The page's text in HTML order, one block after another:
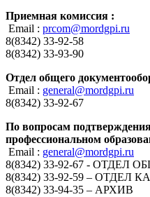
Приемная комиссия :
Email : prcom@mordgpi.ru
8(8342) 33-92-58
8(8342) 33-93-90
Отдел общего
Email : general@mordgpi.ru
8(8342) 33-92-67
По вопросам
профессиональном
Email : general@mordgpi.ru
8(8342) 33-92-67 -
8(8342) 33-92-59 – ОТДЕЛ
8(8342) 33-94-35 – АРХИВ